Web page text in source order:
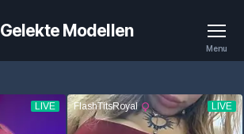
Gelekte Modellen
Menu